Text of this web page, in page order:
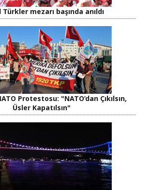
Türkler mezarı başında anıldı
Protestosu: "NATO’dan Çıkılsın,
Üsler Kapatılsın"